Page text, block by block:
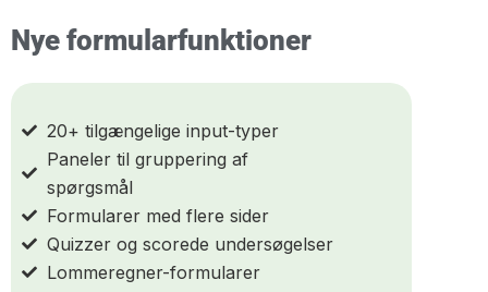
Nye formularfunktioner
20+ tilgængelige input-typer
Paneler til gruppering af
spørgsmål
Formularer med flere sider
Quizzer og scorede undersøgelser
Lommeregner-formularer